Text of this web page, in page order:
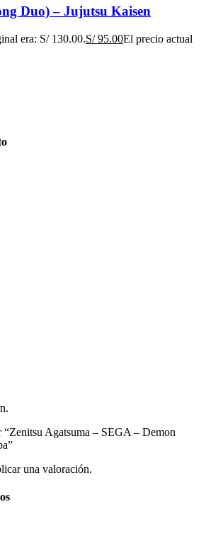
Duo) – Jujutsu Kaisen
era: S/ 130.00.S/95.00El precio actual
“Zenitsu Agatsuma – SEGA – Demon
una valoración.